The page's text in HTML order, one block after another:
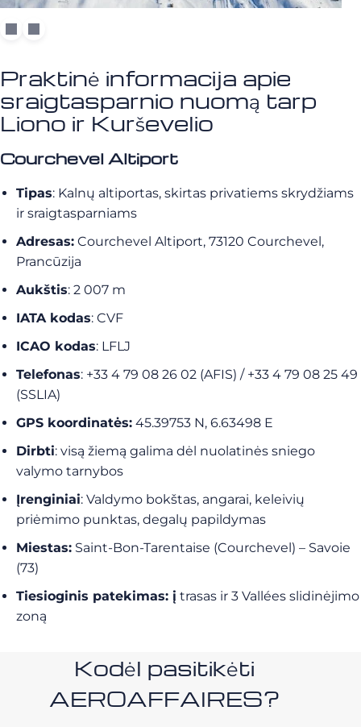
Praktinė informacija apie
sraigtasparnio nuomą tarp
Liono ir Kurševelio
Courchevel Altiport
Tipas: Kalnų altiportas, skirtas privatiems skrydžiams
ir sraigtasparniams
Adresas: Courchevel Altiport, 73120 Courchevel,
Prancūzija
Aukštis: 2 007 m
IATA kodas: CVF
ICAO kodas: LFLJ
Telefonas: +33 4 79 08 26 02 (AFIS) / +33 4 79 08 25 49
(SSLIA)
GPS koordinatės: 45.39753 N, 6.63498 E
Dirbti: visą žiemą galima dėl nuolatinės sniego
valymo tarnybos
Įrenginiai: Valdymo bokštas, angarai, keleivių
priėmimo punktas, degalų papildymas
Miestas: Saint-Bon-Tarentaise (Courchevel) – Savoie
(73)
Tiesioginis patekimas: į trasas ir 3 Vallées slidinėjimo
zoną
Kodėl pasitikėti
AEROAFFAIRES?